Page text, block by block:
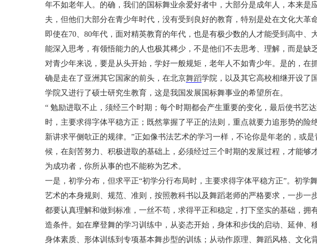
年不如老年人。的确，我们的国标舞业余爱好者中，大部分是成年人，本来是
夫，但他们大部分在青少年时代，没有受到良好的教育，特别是处在文化大革
即使在70、80年代，面对精英教育的年代，也是有极少数的人才能受到高中、
能深入思考，有领悟能力的人也极其稀少，不是他们不去思考、理解，而是缺
对青少年来说，要是从头开始，学好一般规矩，老年人不如青少年。是的，在
确是走在了亚洲其它国家的前头，在北京舞蹈学院，以及其它高校相继开设了
学院又进行了硕士研究生教育，这是我国发展国标舞事业的希望所在。
“ 勉励进取不止，须经三个时期；每个时期都会产生重要的变化，最后使书艺
时，主要求得字体平稳方正；既然掌握了平正的法则，重点就要力追形势的险
新讲求平侧欹正的规律。”正如像书法艺术的学习一样，不论你是年老的，或
候，在刻苦努力、积极进取的基础上，必须经过三个时期的发展过程，才能够
为成功者，你所从事的也不能称为艺术。
一是，初学分布，但求平正“初学分行布局时，主要求得字体平稳方正”。初学
艺术的本身规则、规范、准则，按照教科书以及舞蹈老师的严格要求，一步一
都要认真理解和做到标准，一丝不苟，求得平正和稳定，打下坚实的基础，拥
造条件。如在摩登舞的学习训练中，从姿态开始，身体和步伐的启动、延伸、
身体素质、形体训练到专项基本舞步型的训练；从动作原理、舞蹈风格、文化